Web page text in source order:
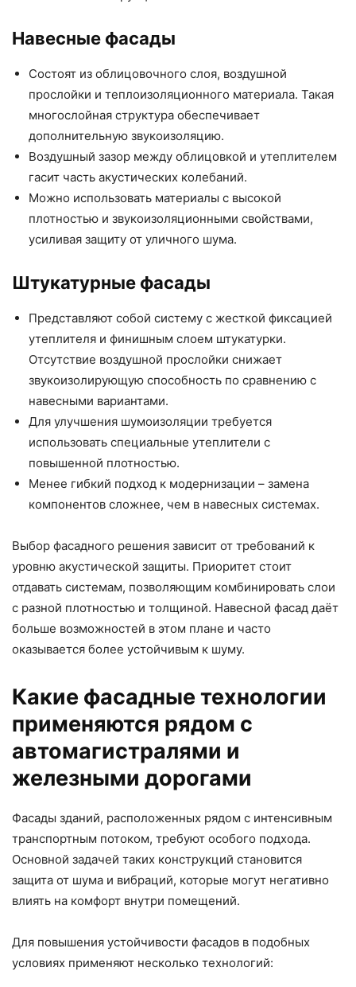
Навесные фасады
Состоят из облицовочного слоя, воздушной
прослойки и теплоизоляционного материала. Такая
многослойная структура обеспечивает
дополнительную звукоизоляцию.
Воздушный зазор между облицовкой и утеплителем
гасит часть акустических колебаний.
Можно использовать материалы с высокой
плотностью и звукоизоляционными свойствами,
усиливая защиту от уличного шума.
Штукатурные фасады
Представляют собой систему с жесткой фиксацией
утеплителя и финишным слоем штукатурки.
Отсутствие воздушной прослойки снижает
звукоизолирующую способность по сравнению с
навесными вариантами.
Для улучшения шумоизоляции требуется
использовать специальные утеплители с
повышенной плотностью.
Менее гибкий подход к модернизации – замена
компонентов сложнее, чем в навесных системах.
Выбор фасадного решения зависит от требований к
уровню акустической защиты. Приоритет стоит
отдавать системам, позволяющим комбинировать слои
с разной плотностью и толщиной. Навесной фасад даёт
больше возможностей в этом плане и часто
оказывается более устойчивым к шуму.
Какие фасадные технологии
применяются рядом с
автомагистралями и
железными дорогами
Фасады зданий, расположенных рядом с интенсивным
транспортным потоком, требуют особого подхода.
Основной задачей таких конструкций становится
защита от шума и вибраций, которые могут негативно
влиять на комфорт внутри помещений.
Для повышения устойчивости фасадов в подобных
условиях применяют несколько технологий: